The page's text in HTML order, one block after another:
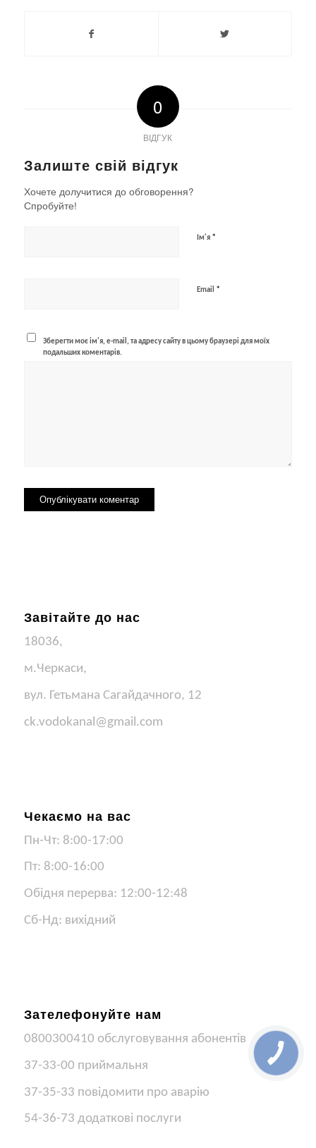
0
ВІДГУК
Залиште свій відгук
Хочете долучитися до обговорення?
Спробуйте!
Ім'я *
Email *
Зберегти моє ім'я, e-mail, та адресу сайту в цьому браузері для моїх
подальших коментарів.
Завітайте до нас
18036,
м.Черкаси,
вул. Гетьмана Сагайдачного, 12
ck.vodokanal@gmail.com
Чекаємо на вас
Пн-Чт: 8:00-17:00
Пт: 8:00-16:00
Обідня перерва: 12:00-12:48
Сб-Нд: вихідний
Зателефонуйте нам
0800300410 обслуговування абонентів
37-33-00 приймальня
37-35-33 повідомити про аварію
54-36-73 додаткові послуги